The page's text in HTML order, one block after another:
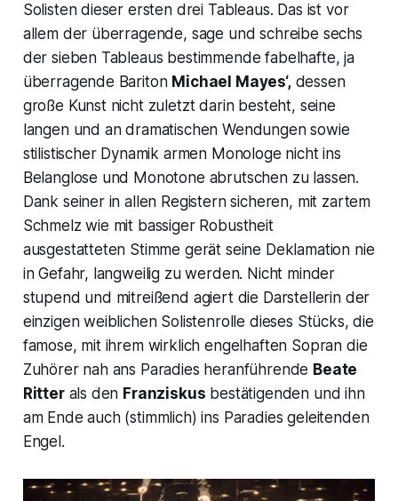
Solisten dieser ersten drei Tableaus. Das ist vor
allem der überragende, sage und schreibe sechs
der sieben Tableaus bestimmende fabelhafte, ja
überragende Bariton Michael Mayes‘,dessen
große Kunst nicht zuletzt darin besteht, seine
langen und an dramatischen Wendungen sowie
stilistischer Dynamik armen Monologe nicht ins
Belanglose und Monotone abrutschen zu lassen.
Dank seiner in allen Registern sicheren, mit zartem
Schmelz wie mit bassiger Robustheit
ausgestatteten Stimme gerät seine Deklamation nie
in Gefahr, langweilig zu werden. Nicht minder
stupend und mitreißend agiert die Darstellerin der
einzigen weiblichen Solistenrolle dieses Stücks, die
famose, mit ihrem wirklich engelhaften Sopran die
Zuhörer nah ans Paradies heranführende Beate
Ritterals den Franziskus bestätigenden und ihn
am Ende auch (stimmlich) ins Paradies geleitenden
Engel.